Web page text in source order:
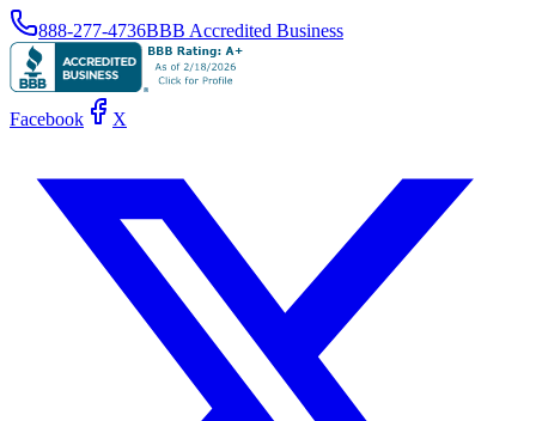
888-277-4736BBB Accredited Business
Facebook X